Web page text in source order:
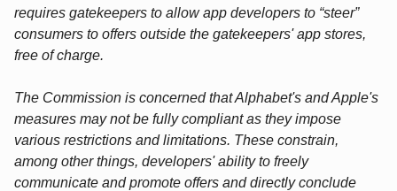
requires gatekeepers to allow app developers to “steer”
consumers to offers outside the gatekeepers' app stores,
free of charge.
The Commission is concerned that Alphabet's and Apple's
measures may not be fully compliant as they impose
various restrictions and limitations. These constrain,
among other things, developers' ability to freely
communicate and promote offers and directly conclude